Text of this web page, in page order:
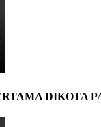
DIKOTA